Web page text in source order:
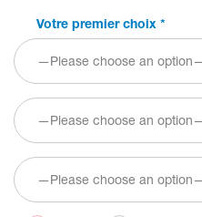
Votre premier choix *